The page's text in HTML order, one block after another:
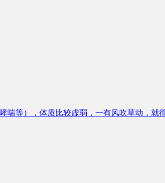
等），体质比较虚弱，一有风吹草动，就